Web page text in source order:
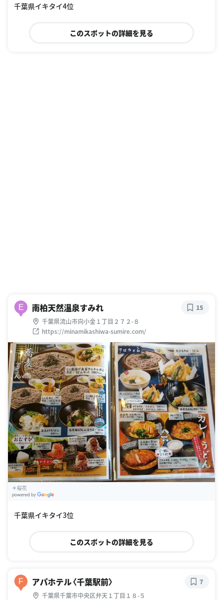
千葉県イキタイ4位
このスポットの詳細を見る
E 南柏天然温泉すみれ
千葉県流山市向小金１丁目２７２-８
https://minamikashiwa-sumire.com/
15
＊桜花
千葉県イキタイ3位
このスポットの詳細を見る
F アパホテル〈千葉駅前〉
千葉県千葉市中央区弁天１丁目１８-５
7